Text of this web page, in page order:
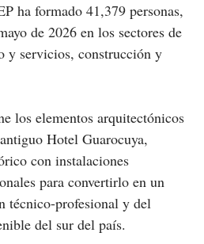
ha formado 41,379 personas,
de 2026 en los sectores de
y servicios, construcción y
los elementos arquitectónicos
Hotel Guarocuya,
con instalaciones
para convertirlo en un
técnico-profesional y del
del sur del país.